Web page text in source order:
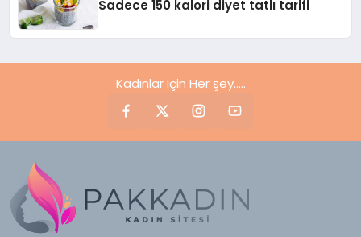
Sadece 150 kalori diyet tatlı tarifi
Kadınlar için Her şey.....